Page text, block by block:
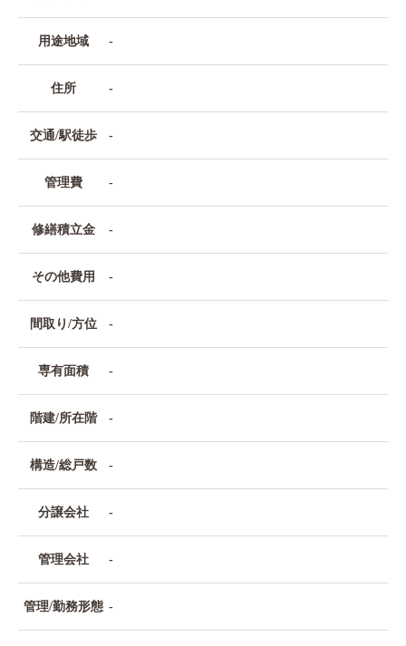
用途地域 -
住所 -
交通/駅徒歩 -
管理費 -
修繕積立金 -
その他費用 -
間取り/方位 -
専有面積 -
階建/所在階 -
構造/総戸数 -
分譲会社 -
管理会社 -
管理/勤務形態 -